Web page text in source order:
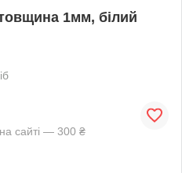
1мм, білий
сайті — 300 ₴